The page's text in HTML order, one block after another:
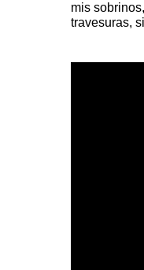
mis
travesuras,